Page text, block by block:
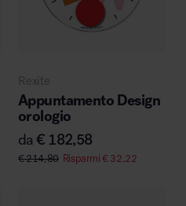
Rexite
Appuntamento Design
orologio
da€ 182,58
€214,80 Risparmi€32,22